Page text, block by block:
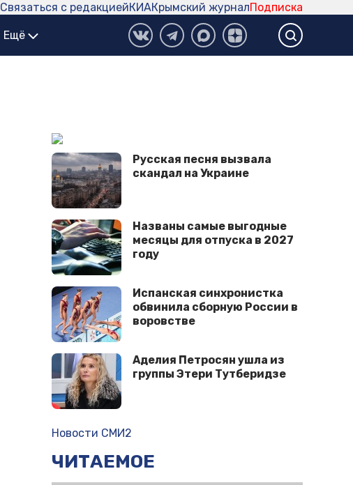
Подписка
Крымский журнал
КИА
Связаться с редакцией
Ещё
Русская песня вызвала
скандал на Украине
Названы самые выгодные
месяцы для отпуска в 2027
году
Испанская синхронистка
обвинила сборную России в
воровстве
Аделия Петросян ушла из
группы Этери Тутберидзе
Новости СМИ2
ЧИТАЕМОЕ